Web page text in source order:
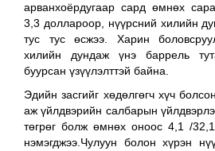
арванхоёрдугаар сард өмнөх
3,3 доллароор, нүүрсний хилийн
тус тус өсжээ. Харин
хилийн дундаж үнэ баррель
буурсан үзүүлэлттэй байна.
Эдийн засгийг хөдөлгөгч хүч
аж үйлдвэрийн салбарын
төгрөг болж өмнөх оноос 4,1 /
нэмэгджээ.Чулуун болон хүрэн